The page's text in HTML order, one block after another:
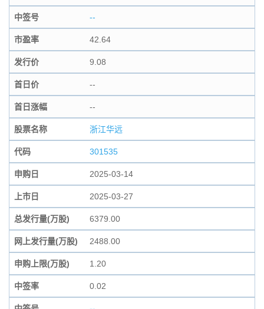
中签号 --
市盈率 42.64
发行价 9.08
首日价 --
首日涨幅 --
股票名称 浙江华远
代码 301535
申购日 2025-03-14
上市日 2025-03-27
总发行量(万股) 6379.00
网上发行量(万股) 2488.00
申购上限(万股) 1.20
中签率 0.02